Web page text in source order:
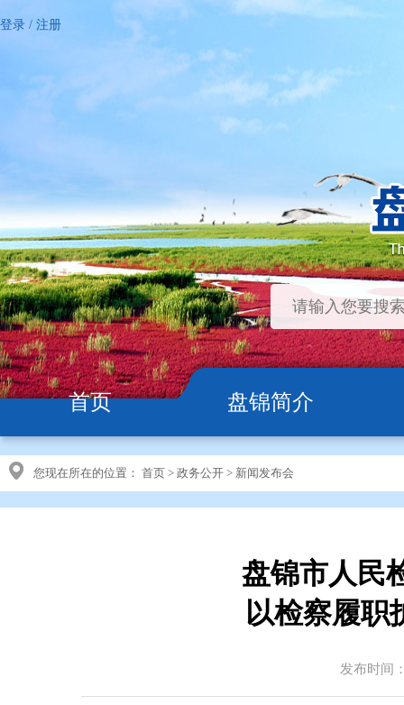
登录 / 注册
首页 盘锦简介
您现在所在的位置： 首页 > 政务公开 > 新闻发布会
盘锦市人民
以检察履职
发布时间